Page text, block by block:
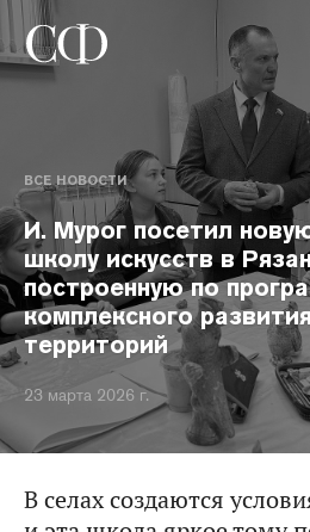
ВСЕ НОВОСТИ
И. Мурог посетил
школу искусств в
построенную по
комплексного
территорий
23 марта 2026 г.
В селах создаются